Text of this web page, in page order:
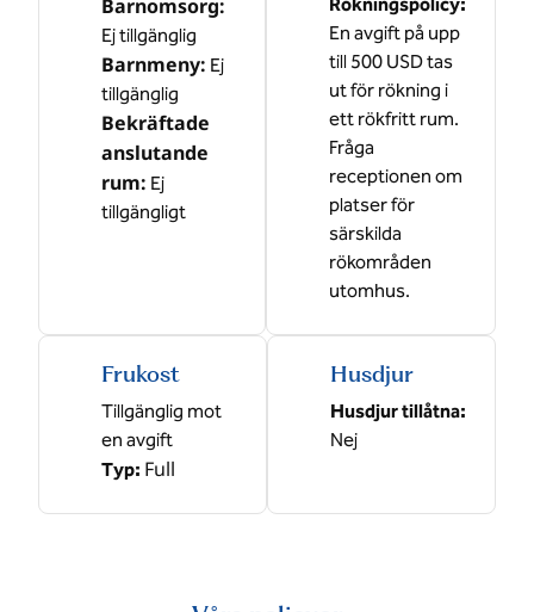
Barnomsorg:
Ej tillgänglig
Barnmeny: Ej
tillgänglig
Bekräftade
anslutande
rum: Ej
tillgängligt
En avgift på upp
till 500 USD tas
ut för rökning i
ett rökfritt rum.
Fråga
receptionen om
platser för
särskilda
rökområden
utomhus.
Frukost
Tillgänglig mot
en avgift
Typ: Full
Husdjur
Husdjur tillåtna:
Nej